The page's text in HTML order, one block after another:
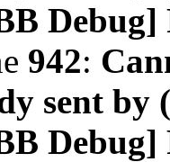
Debug]
942:
sent by
Debug]